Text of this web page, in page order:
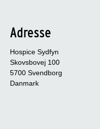
Adresse
Hospice Sydfyn
Skovsbovej 100
5700 Svendborg
Danmark